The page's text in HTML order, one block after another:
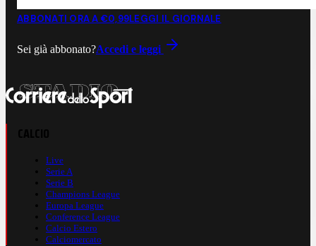
ABBONATI ORA A €0,99LEGGI IL GIORNALE
Sei già abbonato?Accedi e leggi
Live
Serie A
Serie B
Champions League
Europa League
Conference League
Calcio Estero
Calciomercato